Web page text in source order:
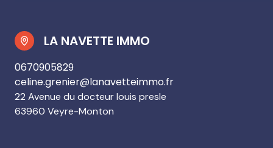
LA NAVETTE IMMO
0670905829
celine.grenier@lanavetteimmo.fr
22 Avenue du docteur louis presle
63960 Veyre-Monton